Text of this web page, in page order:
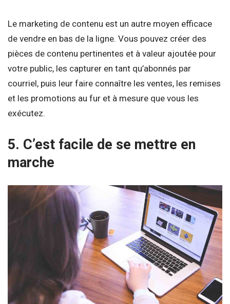
Le marketing de contenu est un autre moyen efficace
de vendre en bas de la ligne. Vous pouvez créer des
pièces de contenu pertinentes et à valeur ajoutée pour
votre public, les capturer en tant qu’abonnés par
courriel, puis leur faire connaître les ventes, les remises
et les promotions au fur et à mesure que vous les
exécutez.
5. C’est facile de se mettre en
marche